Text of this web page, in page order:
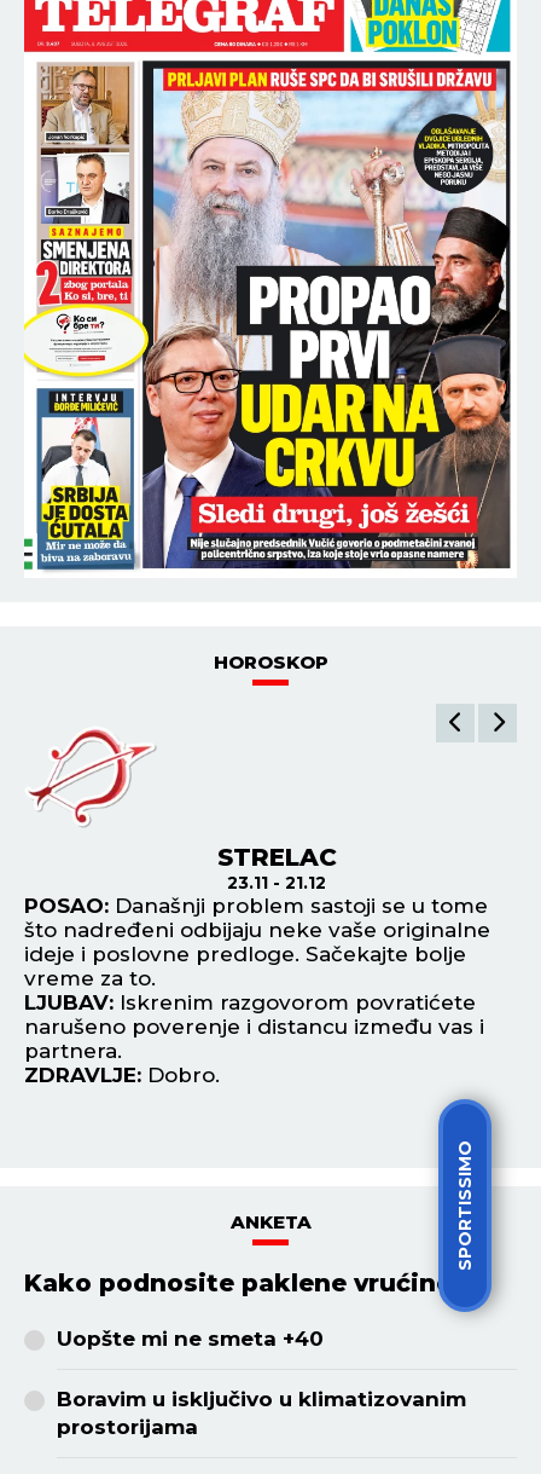
SPORTISSIMO
HOROSKOP
STRELAC
23.11 - 21.12
POSAO: Današnji problem sastoji se u tome
što nadređeni odbijaju neke vaše originalne
ideje i poslovne predloge. Sačekajte bolje
vreme za to.
LJUBAV: Iskrenim razgovorom povratićete
narušeno poverenje i distancu između vas i
partnera.
ZDRAVLJE: Dobro.
ANKETA
Kako podnosite paklene vrućine?
Uopšte mi ne smeta +40
Boravim u isključivo u klimatizovanim
prostorijama